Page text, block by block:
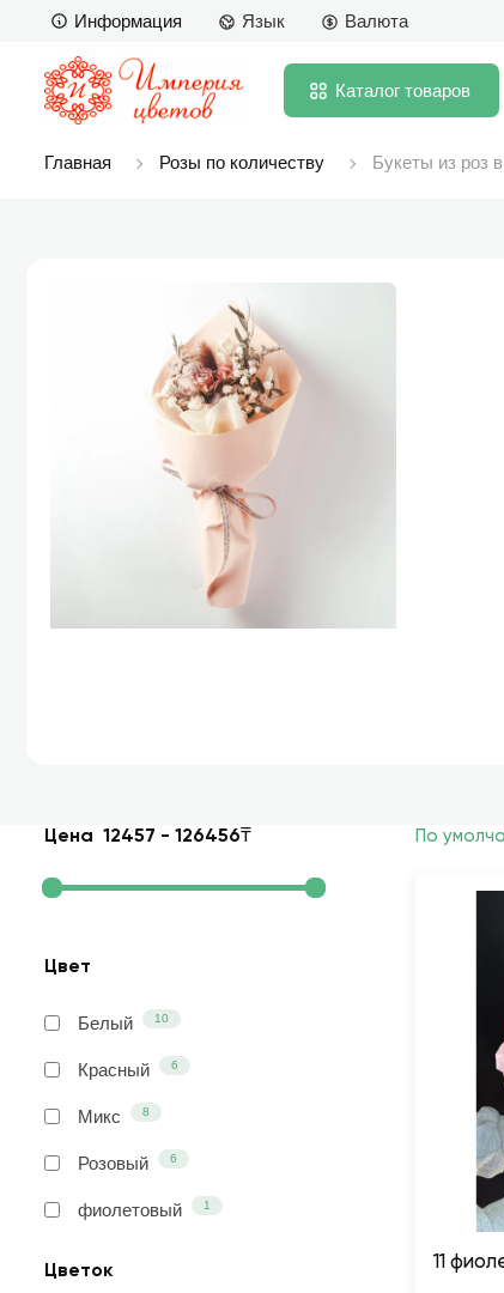
Информация Язык Валюта
Каталог товаров
Главная Розы по количеству Букеты из роз
Цена 12457 - 126456₸
Цвет
Белый 10
Красный 6
Микс 8
Розовый 6
фиолетовый 1
Цветок
По
11